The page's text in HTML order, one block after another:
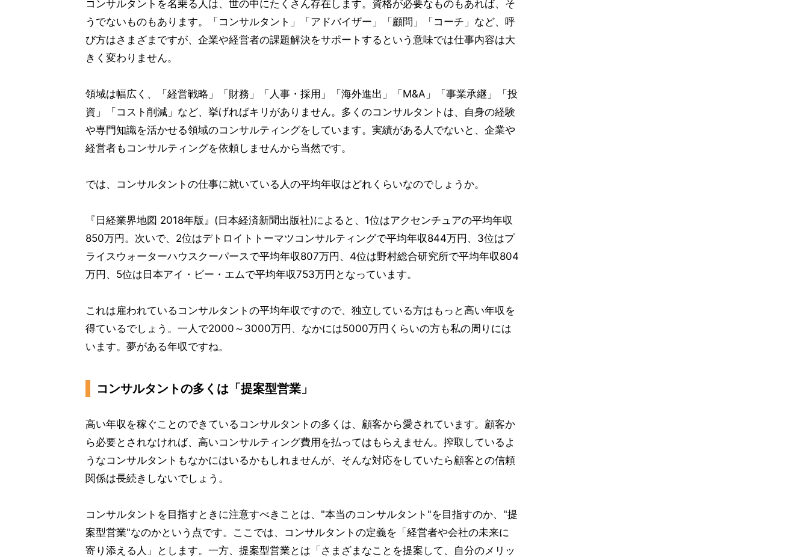
コンサルタントを名乗る人は、世の中にたくさん存在します。資格が必要なものもあれば、そ
うでないものもあります。「コンサルタント」「アドバイザー」「顧問」「コーチ」など、呼
び方はさまざまですが、企業や経営者の課題解決をサポートするという意味では仕事内容は大
きく変わりません。
領域は幅広く、「経営戦略」「財務」「人事・採用」「海外進出」「M&A」「事業承継」「投
資」「コスト削減」など、挙げればキリがありません。多くのコンサルタントは、自身の経験
や専門知識を活かせる領域のコンサルティングをしています。実績がある人でないと、企業や
経営者もコンサルティングを依頼しませんから当然です。
では、コンサルタントの仕事に就いている人の平均年収はどれくらいなのでしょうか。
『日経業界地図 2018年版』(日本経済新聞出版社)によると、1位はアクセンチュアの平均年収
850万円。次いで、2位はデトロイトトーマツコンサルティングで平均年収844万円、3位はプ
ライスウォーターハウスクーパースで平均年収807万円、4位は野村総合研究所で平均年収804
万円、5位は日本アイ・ビー・エムで平均年収753万円となっています。
これは雇われているコンサルタントの平均年収ですので、独立している方はもっと高い年収を
得ているでしょう。一人で2000～3000万円、なかには5000万円くらいの方も私の周りには
います。夢がある年収ですね。
コンサルタントの多くは「提案型営業」
高い年収を稼ぐことのできているコンサルタントの多くは、顧客から愛されています。顧客か
ら必要とされなければ、高いコンサルティング費用を払ってはもらえません。搾取しているよ
うなコンサルタントもなかにはいるかもしれませんが、そんな対応をしていたら顧客との信頼
関係は長続きしないでしょう。
コンサルタントを目指すときに注意すべきことは、"本当のコンサルタント"を目指すのか、"提
案型営業"なのかという点です。ここでは、コンサルタントの定義を「経営者や会社の未来に
寄り添える人」とします。一方、提案型営業とは「さまざまなことを提案して、自分のメリッ